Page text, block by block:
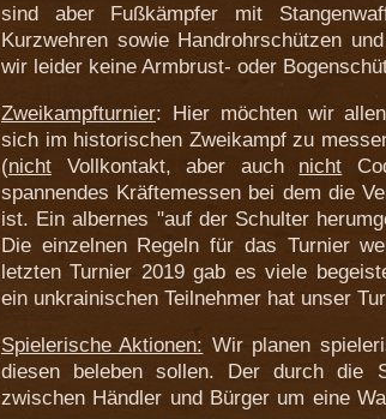
sind aber Fußkämpfer mit
Kurzwehren sowie Handrohrschützen
wir leider keine Armbrust- oder
Zweikampfturnier: Hier möchten wir
sich im historischen Zweikampf zu
(nichtVollkontakt, aber auch nicht
spannendes Kräftemessen bei dem die
ist. Ein albernes "auf der Schulter
Die einzelnen Regeln für das Turnier
letzten Turnier 2019 gab es viele
ein unkrainischen Teilnehmer hat unser
Spielerische Aktionen: Wir planen
diesen beleben sollen. Der durch die
zwischen Händler und Bürger um eine